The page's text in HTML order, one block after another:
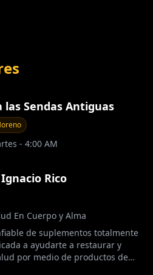
las Sendas Antiguas
- 4:00 AM
Rico
En Cuerpo y Alma
de suplementos totalmente
a ayudarte a restaurar y
por medio de productos de